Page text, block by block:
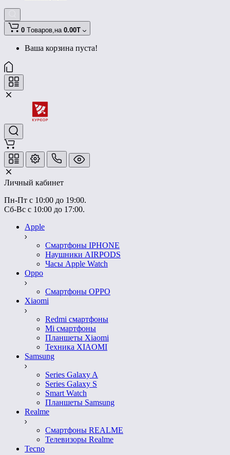
0 Tоваров,на 0.00T
Ваша корзина пуста!
Личный кабинет
Пн-Пт с 10:00 до 19:00.
Сб-Вс с 10:00 до 17:00.
Apple
Смартфоны IPHONE
Наушники AIRPODS
Часы Apple Watch
Oppo
Смартфоны OPPO
Xiaomi
Redmi смартфоны
Mi смартфоны
Планшеты Xiaomi
Техника XIAOMI
Samsung
Series Galaxy A
Series Galaxy S
Smart Watch
Планшеты Samsung
Realme
Смартфоны REALME
Телевизоры Realme
Tecno